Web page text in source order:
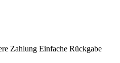
Zahlung Einfache Rückgabe